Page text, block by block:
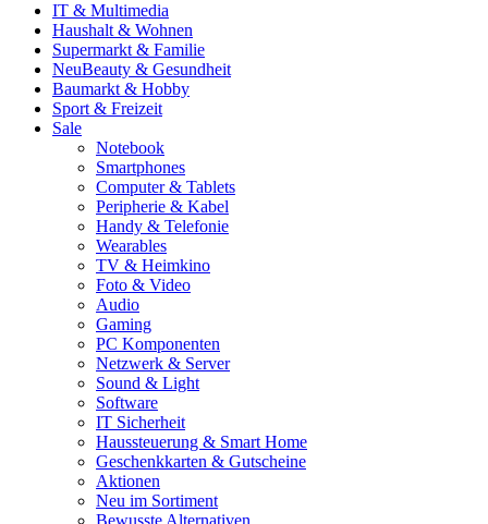
IT & Multimedia
Haushalt & Wohnen
Supermarkt & Familie
NeuBeauty & Gesundheit
Baumarkt & Hobby
Sport & Freizeit
Sale
Notebook
Smartphones
Computer & Tablets
Peripherie & Kabel
Handy & Telefonie
Wearables
TV & Heimkino
Foto & Video
Audio
Gaming
PC Komponenten
Netzwerk & Server
Sound & Light
Software
IT Sicherheit
Haussteuerung & Smart Home
Geschenkkarten & Gutscheine
Aktionen
Neu im Sortiment
Bewusste Alternativen